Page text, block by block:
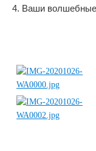
4. Ваши волшебные